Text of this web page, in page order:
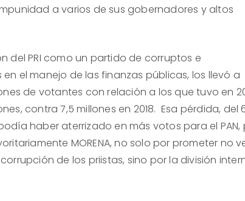
a varios de sus gobernadores y altos
del PRI como un partido de corruptos e
en el manejo de las finanzas públicas, los llevó a
de votantes con relación a los que tuvo en
contra 7,5 millones en 2018. Esa pérdida, del
haber aterrizado en más votos para el PAN,
MORENA, no solo por prometer no
de los priistas, sino por la división